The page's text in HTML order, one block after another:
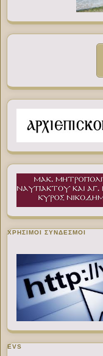
ΧΡΉΣΙΜΟΙ ΣΎΝΔΕΣΜΟΙ
EVS